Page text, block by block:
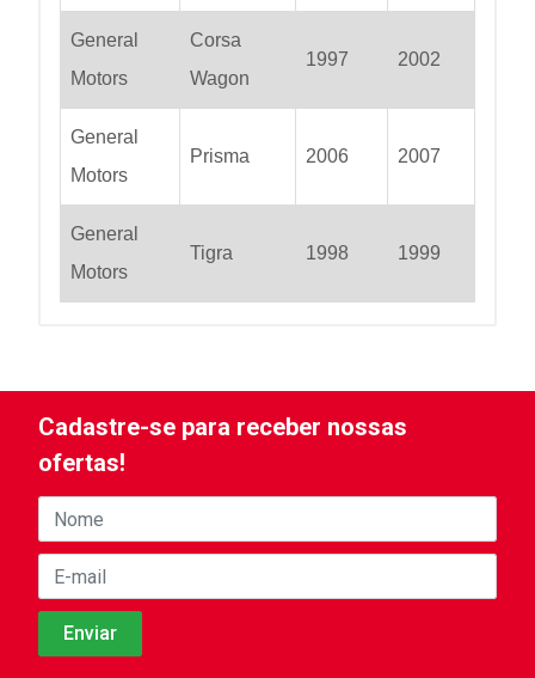
General
Motors
Corsa
Wagon
1997 2002
General
Motors
Prisma 2006 2007
General
Motors
Tigra 1998 1999
Cadastre-se para receber nossas
ofertas!